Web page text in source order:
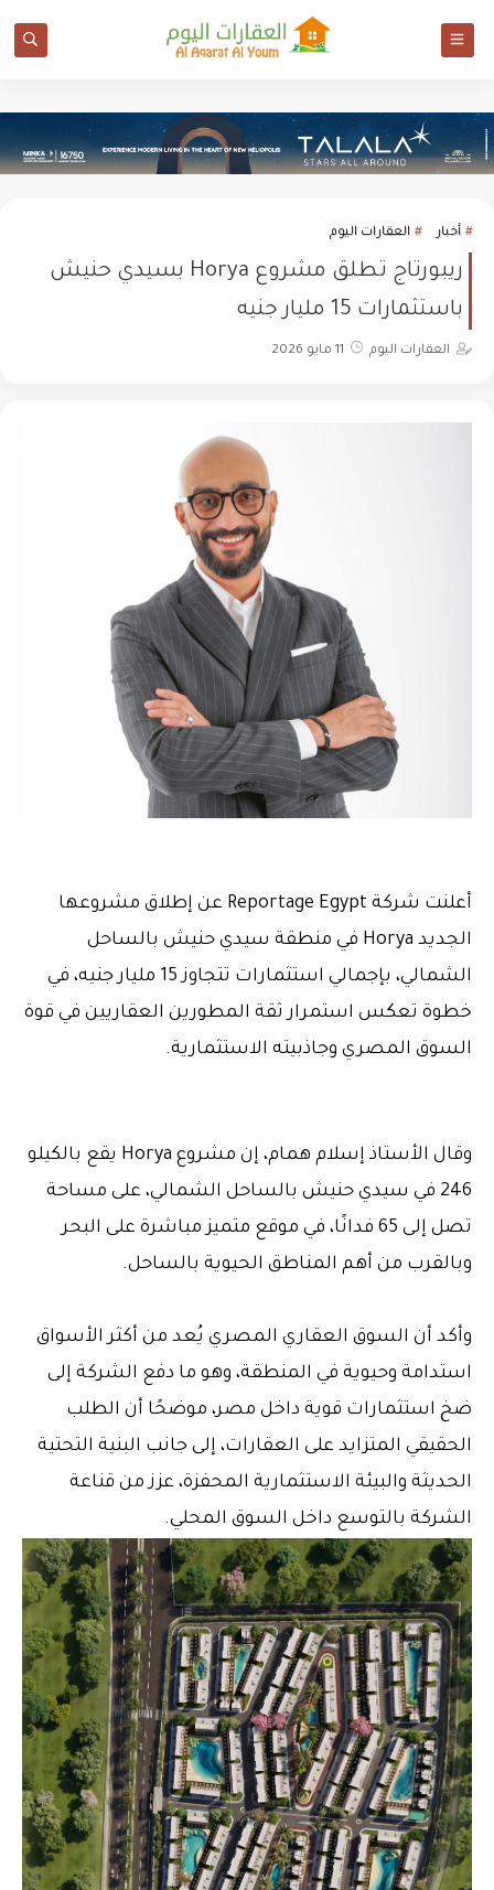
أخبار العقارات اليوم
ريبورتاج تطلق مشروع Horya بسيدي حنيش
باستثمارات 15 مليار جنيه
العقارات اليوم 11 مايو 2026
أعلنت شركة Reportage Egypt عن إطلاق مشروعها
الجديد Horya في منطقة سيدي حنيش بالساحل
الشمالي، بإجمالي استثمارات تتجاوز 15 مليار جنيه، في
خطوة تعكس استمرار ثقة المطورين العقاريين في قوة
السوق المصري وجاذبيته الاستثمارية.
وقال الأستاذ إسلام همام، إن مشروع Horya يقع بالكيلو
246 في سيدي حنيش بالساحل الشمالي، على مساحة
تصل إلى 65 فدانًا، في موقع متميز مباشرة على البحر
وبالقرب من أهم المناطق الحيوية بالساحل.
وأكد أن السوق العقاري المصري يُعد من أكثر الأسواق
استدامة وحيوية في المنطقة، وهو ما دفع الشركة إلى
ضخ استثمارات قوية داخل مصر، موضحًا أن الطلب
الحقيقي المتزايد على العقارات، إلى جانب البنية التحتية
الحديثة والبيئة الاستثمارية المحفزة، عزز من قناعة
الشركة بالتوسع داخل السوق المحلي.